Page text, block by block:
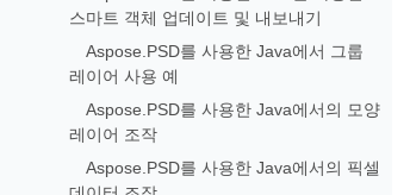
스마트 객체 업데이트 및 내보내기
Aspose.PSD를 사용한 Java에서 그룹
레이어 사용 예
Aspose.PSD를 사용한 Java에서의 모양
레이어 조작
Aspose.PSD를 사용한 Java에서의 픽셀